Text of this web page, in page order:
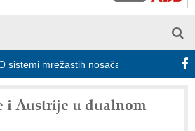
mrežastih nosača kablova Novi
i Austrije u dualnom